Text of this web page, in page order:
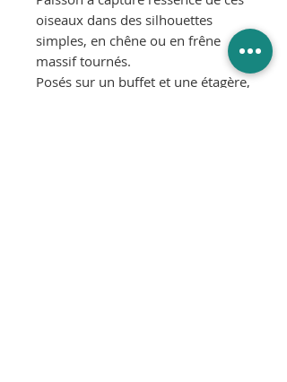
oiseaux dans des silhouettes
simples, en chêne ou en frêne
massif tournés.
Posés sur un buffet et une étagère,